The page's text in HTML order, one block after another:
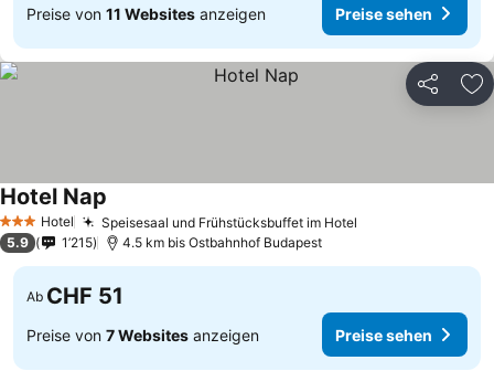
Preise von 11 Websites anzeigen Preise sehen
Teilen
3 SterneHotel Speisesaal und Frühstücksbuffet im Hotel
Hotel Nap
5.9 1’215 4.5 km bis Ostbahnhof Budapest
Ab CHF 51
Preise von 7 Websites anzeigen Preise sehen